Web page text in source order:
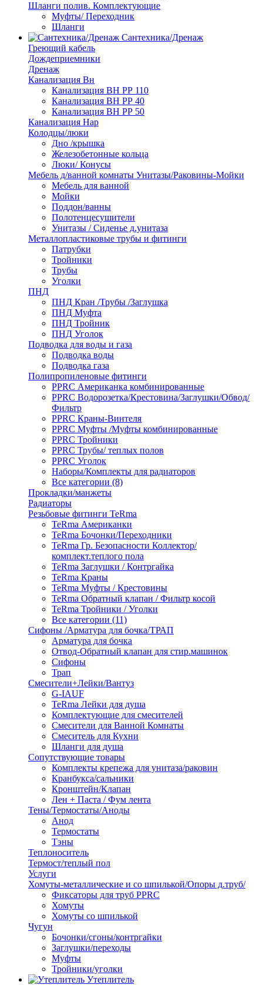
Шланги полив. Комплектующие
Муфты/ Переходник
Шланги
Сантехника/Дренаж
Греющий кабель
Дождеприемники
Дренаж
Канализация Вн
Канализация ВН РР 110
Канализация ВН РР 40
Канализация ВН РР 50
Канализация Нар
Колодцы/люки
Дно /крышка
Железобетонные кольца
Люки/ Конусы
Мебель д/ванной комнаты Унитазы/Раковины-Мойки
Мебель для ванной
Мойки
Поддон/ванны
Полотенцесушители
Унитазы / Сиденье д.унитаза
Металлопластиковые трубы и фитинги
Патрубки
Тройники
Трубы
Уголки
ПНД
ПНД Кран /Трубы /Заглушка
ПНД Муфта
ПНД Тройник
ПНД Уголок
Подводка для воды и газа
Подводка воды
Подводка газа
Полипропиленовые фитинги
PPRC Американка комбинированные
PPRC Водорозетка/Крестовина/Заглушки/Обвод/
Фильтр
PPRC Краны-Винтеля
PPRC Муфты /Муфты комбинированные
PPRC Тройники
PPRC Трубы/ теплых полов
PPRC Уголок
Наборы/Комплекты для радиаторов
Все категории (8)
Прокладки/манжеты
Радиаторы
Резьбовые фитинги TeRma
TeRma Американки
TeRma Бочонки/Переходники
TeRma Гр. Безопасности Коллектор/
комплект.теплого пола
TeRma Заглушки / Контргайка
TeRma Краны
TeRma Муфты / Крестовины
TeRma Обратный клапан / Фильтр косой
TeRma Тройники / Уголки
Все категории (11)
Сифоны /Арматура для бочка/ТРАП
Арматура для бочка
Отвод-Обратный клапан для стир.машинок
Сифоны
Трап
Смесители+Лейки/Вантуз
G-IAUF
TeRma Лейки для душа
Комплектующие для смесителей
Смесители для Ванной Комнаты
Смеситель для Кухни
Шланги для душа
Сопутствующие товары
Комплекты крепежа для унитаза/раковин
Кранбукса/сальники
Кронштейн/Клапан
Лен + Паста / Фум лента
Тены/Термостаты/Аноды
Анод
Термостаты
Тэны
Теплоноситель
Термост/теплый пол
Услуги
Хомуты-металлические и со шпилькой/Опоры д.труб/
Фиксаторы для труб PPRC
Хомуты
Хомуты со шпилькой
Чугун
Бочонки/сгоны/контргайки
Заглушки/переходы
Муфты
Тройники/уголки
Утеплитель